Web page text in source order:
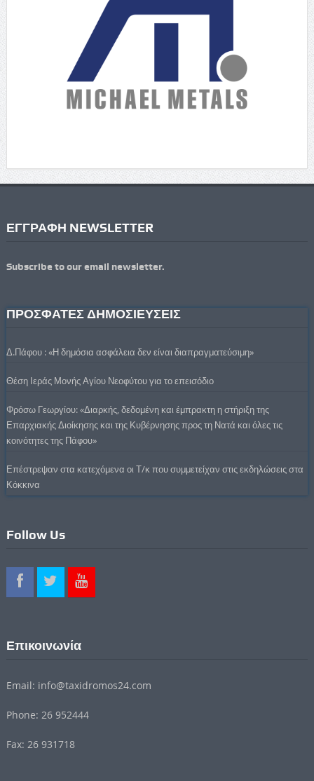
ΕΓΓΡΑΦΗ NEWSLETTER
Subscribe to our email newsletter.
ΠΡΟΣΦΑΤΕΣ ΔΗΜΟΣΙΕΥΣΕΙΣ
Δ.Πάφου : «Η δημόσια ασφάλεια δεν είναι διαπραγματεύσιμη»
Θέση Ιεράς Μονής Αγίου Νεοφύτου για το επεισόδιο
Φρόσω Γεωργίου: «Διαρκής, δεδομένη και έμπρακτη η στήριξη της
Επαρχιακής Διοίκησης και της Κυβέρνησης προς τη Νατά και όλες τις
κοινότητες της Πάφου»
Επέστρεψαν στα κατεχόμενα οι Τ/κ που συμμετείχαν στις εκδηλώσεις στα
Κόκκινα
Follow Us
Επικοινωνία
Email: info@taxidromos24.com
Phone: 26 952444
Fax: 26 931718